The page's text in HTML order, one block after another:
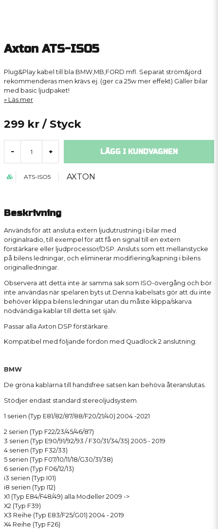
Axton ATS-ISO5
Plug&Play kabel till bla BMW,MB,FORD mfl. Separat ström&jord
rekommenderas men krävs ej. (ger ca 25w mer effekt) Gäller bilar
med basic ljudpaket!
Läs mer
299 kr / Styck
- + LÄGG I KUNDVAGNEN
ATS-ISO5 AXTON
Beskrivning
Används för att ansluta extern ljudutrustning i bilar med
originalradio, till exempel för att få en signal till en extern
förstärkare eller ljudprocessor/DSP. Ansluts som ett mellanstycke
på bilens ledningar, och eliminerar modifiering/kapning i bilens
originalledningar.
Observera att detta inte är samma sak som ISO-övergång och bör
inte användas när spelaren byts ut.Denna kabelsats gör att du inte
behöver klippa bilens ledningar utan du måste klippa/skarva
nödvändiga kablar till detta set själv.
Passar alla Axton DSP förstärkare.
Kompatibel med följande fordon med Quadlock 2 anslutning:
BMW
De gröna kablarna till handsfree satsen kan behöva återanslutas.
Stödjer endast standard stereoljudsystem.
1 serien (Typ E81/82/87/88/F20/21/40) 2004 -2021
2 serien (Typ F22/23/45/46/87)
3 serien (Typ E90/91/92/93 / F30/31/34/35) 2005 - 2019
4 serien (Typ F32/33)
5 serien (Typ F07/10/11/18/G30/31/38)
6 serien (Typ F06/12/13)
i3 serien (Typ I01)
i8 serien (Typ I12)
X1 (Typ E84/F48/49) alla Modeller 2009 ->
X2 (Typ F39)
X3 Reihe (Typ E83/F25/G01) 2004 - 2019
X4 Reihe (Typ F26)